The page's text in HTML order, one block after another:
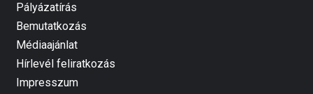
Pályázatírás
Bemutatkozás
Médiaajánlat
Hírlevél feliratkozás
Impresszum